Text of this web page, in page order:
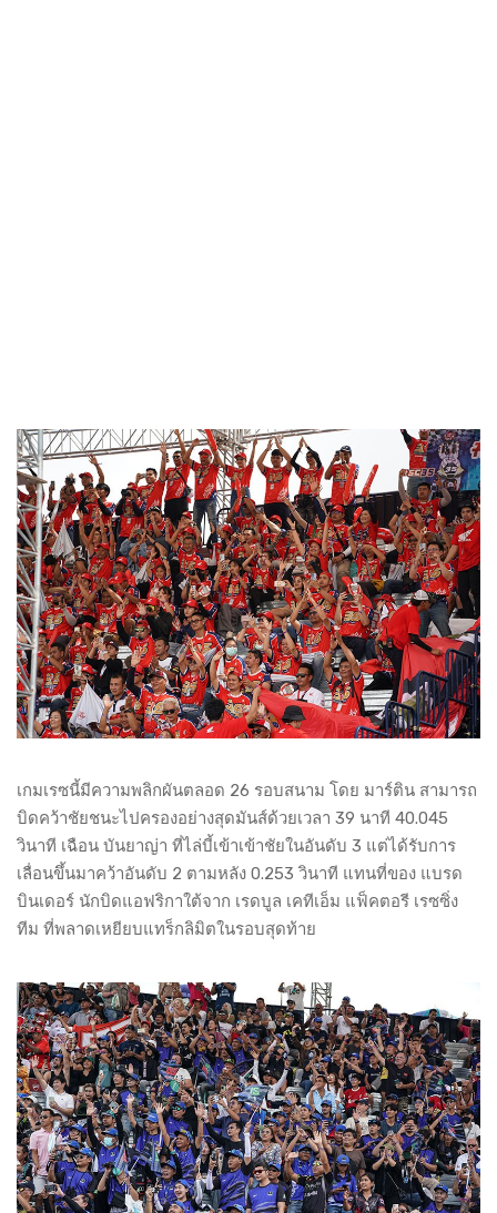
เกมเรซนี้มีความพลิกผันตลอด 26 รอบสนาม โดย มาร์ติน สามารถ
บิดคว้าชัยชนะไปครองอย่างสุดมันส์ด้วยเวลา 39 นาที 40.045
วินาที เฉือน บันยาญ่า ที่ไล่บี้เข้าเข้าชัยในอันดับ 3 แต่ได้รับการ
เลื่อนขึ้นมาคว้าอันดับ 2 ตามหลัง 0.253 วินาที แทนที่ของ แบรด
บินเดอร์ นักบิดแอฟริกาใต้จาก เรดบูล เคทีเอ็ม แฟ็คตอรี เรซซิ่ง
ทีม ที่พลาดเหยียบแทร็กลิมิตในรอบสุดท้าย